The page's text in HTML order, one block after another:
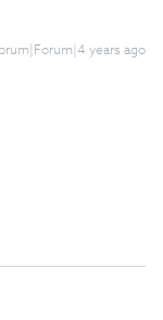
years ago